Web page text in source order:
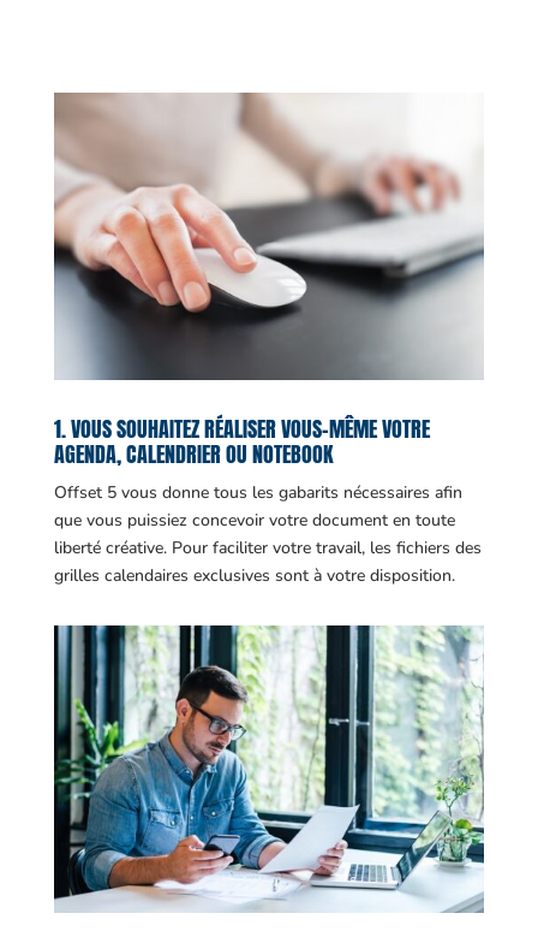
1. VOUS SOUHAITEZ RÉALISER VOUS-MÊME VOTRE
AGENDA, CALENDRIER OU NOTEBOOK
Offset 5 vous donne tous les gabarits nécessaires afin
que vous puissiez concevoir votre document en toute
liberté créative. Pour faciliter votre travail, les fichiers des
grilles calendaires exclusives sont à votre disposition.